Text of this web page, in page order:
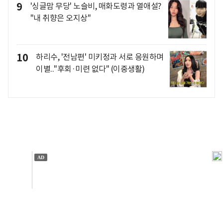
9
'싱글맘 무당' 노슬비, 매화도령과 열애설?
"내 취향은 오지상"
10
하리수, '전남편' 미키정과 서로 응원하며
이별.."후회·미련 없다" (이중생활)